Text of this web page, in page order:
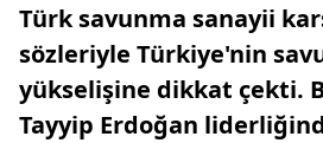
Türk savunma sanayii
sözleriyle Türkiye'nin
yükselişine dikkat çekti.
Tayyip Erdoğan